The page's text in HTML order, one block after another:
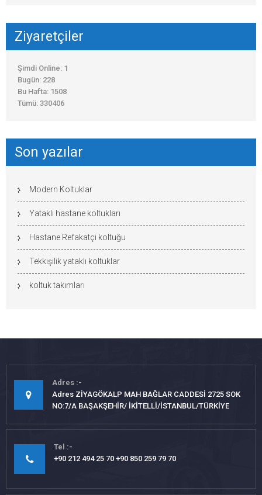
Ziyaretçiler
Şimdi Online: 1
Bugün: 228
Bu Hafta: 1508
Tümü: 330406
Son yazılar
Modern Koltuklar
Yataklı hastane koltukları
Hastane Refakatçi koltuğu
Tekkişilik yataklı koltuklar
koltuk takımları
Adres
Adres ZİYAGÖKALP MAH BAĞLAR CADDESİ 2725 SOK
NO:7/A BAŞAKŞEHİR/ İKİTELLİ/İSTANBUL/TÜRKİYE
Tel
+90 212 494 25 70 +90 850 259 79 70